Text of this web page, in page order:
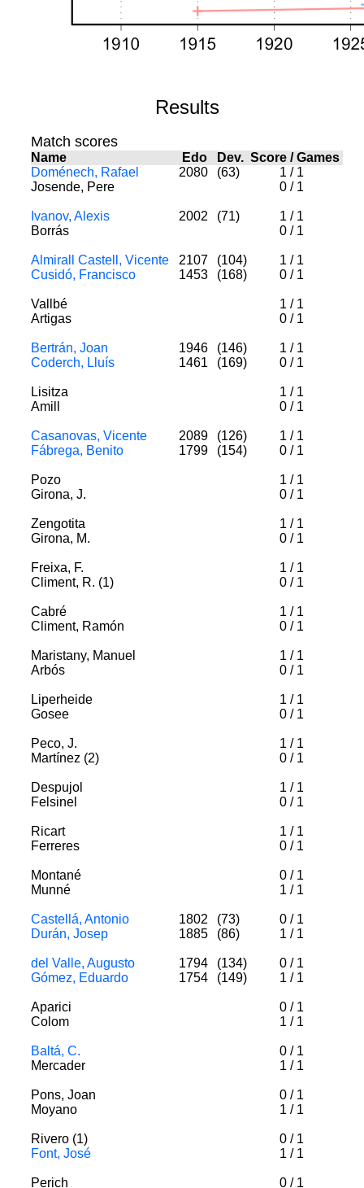
Results
Match scores
Name Edo Dev. Score /Games
Doménech, Rafael
2080 (63) 1 / 1
Josende, Pere
0 / 1
Ivanov, Alexis 2002 (71) 1 / 1
Borrás
0 / 1
Almirall Castell, Vicente 2107 (104) 1 / 1
Cusidó, Francisco
1453 (168) 0 / 1
Vallbé 1 / 1
Artigas
0 / 1
Bertrán, Joan 1946 (146) 1 / 1
Coderch, Lluís
1461 (169) 0 / 1
Lisitza 1 / 1
Amill
0 / 1
Casanovas, Vicente 2089 (126) 1 / 1
Fábrega, Benito
1799 (154) 0 / 1
Pozo 1 / 1
Girona, J.
0 / 1
Zengotita 1 / 1
Girona, M.
0 / 1
Freixa, F. 1 / 1
Climent, R. (1)
0 / 1
Cabré 1 / 1
Climent, Ramón
0 / 1
Maristany, Manuel 1 / 1
Arbós
0 / 1
Liperheide 1 / 1
Gosee
0 / 1
Peco, J. 1 / 1
Martínez (2)
0 / 1
Despujol 1 / 1
Felsinel
0 / 1
Ricart 1 / 1
Ferreres
0 / 1
Montané 0 / 1
Munné
1 / 1
Castellá, Antonio 1802 (73) 0 / 1
Durán, Josep
1885 (86) 1 / 1
del Valle, Augusto 1794 (134) 0 / 1
Gómez, Eduardo
1754 (149) 1 / 1
Aparici 0 / 1
Colom
1 / 1
Baltá, C. 0 / 1
Mercader
1 / 1
Pons, Joan 0 / 1
Moyano
1 / 1
Rivero (1) 0 / 1
Font, José
1 / 1
Perich 0 / 1